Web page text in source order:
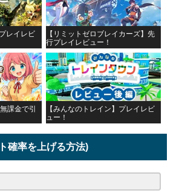
レイレビ
【リミットゼロブレイカーズ】先
行プレイレビュー！
課金で引
【みんなのトレイン】プレイレビ
ュー！
確率を上げる方法)